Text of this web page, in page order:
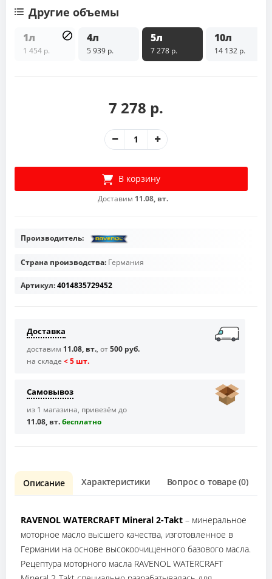
Другие объемы
1л
1 454 р.
4л
5 939 р.
5л
7 278 р.
10л
14 132 р.
7 278 р.
В корзину
Доставим 11.08, вт.
Производитель:
Страна производства: Германия
Артикул:4014835729452
Доставка
доставим 11.08, вт., от500 руб.
на складе < 5 шт.
Самовывоз
из 1 магазина, привезём до
11.08, вт.бесплaтно
Описание Характеристики Вопрос о товаре (0)
RAVENOL WATERCRAFT Mineral 2-Takt – минеральное
моторное масло высшего качества, изготовленное в
Германии на основе высокоочищенного базового масла.
Рецептура моторного масла RAVENOL WATERCRAFT